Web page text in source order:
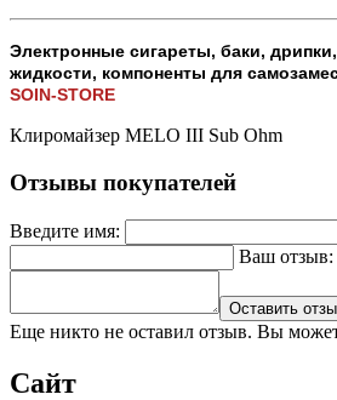
Электронные сигареты, баки,
жидкости, компоненты для
SOIN-STORE
Клиромайзер MELO III Sub Ohm
Отзывы покупателей
Введите имя:
Ваш отзыв:
Оставить
Еще никто не оставил отзыв. Вы
Сайт